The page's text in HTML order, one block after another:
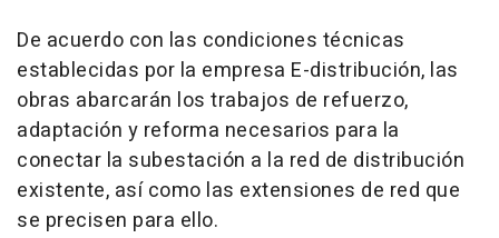
De acuerdo con las condiciones técnicas
establecidas por la empresa E-distribución, las
obras abarcarán los trabajos de refuerzo,
adaptación y reforma necesarios para la
conectar la subestación a la red de distribución
existente, así como las extensiones de red que
se precisen para ello.